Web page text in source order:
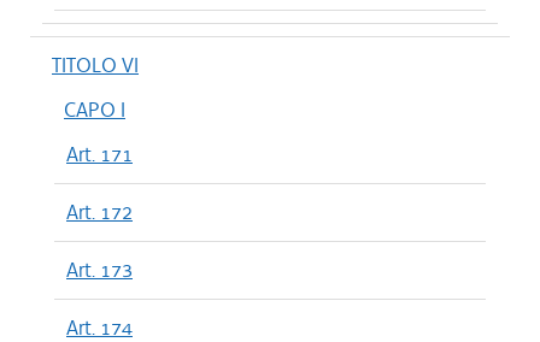
TITOLO VI
CAPO I
Art. 171
Art. 172
Art. 173
Art. 174